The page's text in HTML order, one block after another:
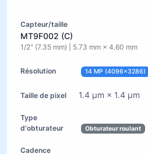
MT9F002 (C)
1/2" (7.35 mm) | 5.73 mm × 4.60 mm
14 MP (4096×3286)
1.4 µm × 1.4 µm
Obturateur roulant